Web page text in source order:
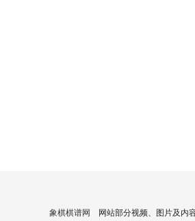
象棋棋谱网 网站部分视频、图片及内